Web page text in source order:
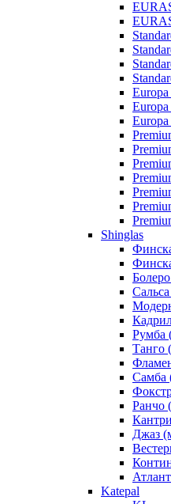
Shinglas
Румба
Танго
Самба
Ранчо
Джаз
Katepal